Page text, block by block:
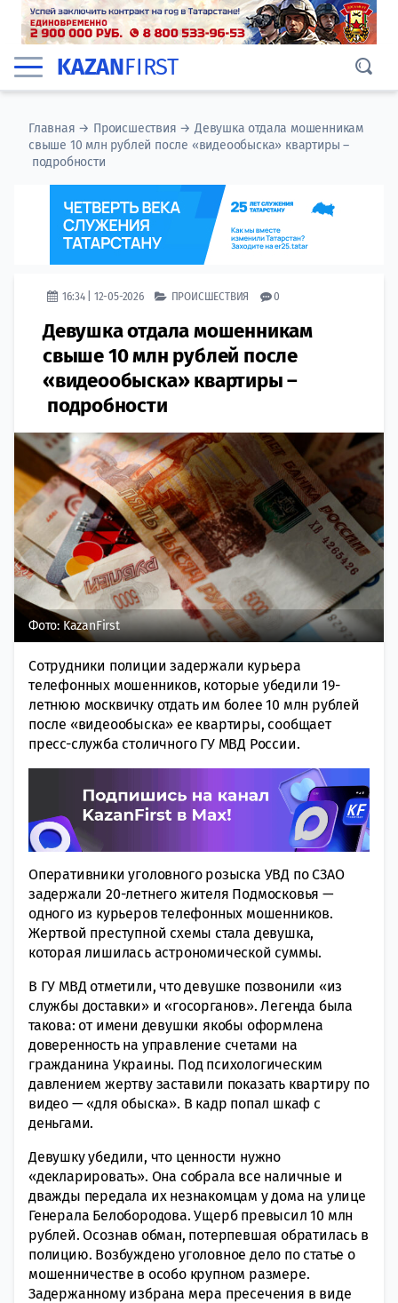
KAZANFIRST
Главная → Происшествия →Девушка отдала мошенникам
свыше 10 млн рублей после «видеообыска» квартиры –
подробности
16:34 | 12-05-2026 ПРОИСШЕСТВИЯ 0
Девушка отдала мошенникам
свыше 10 млн рублей после
«видеообыска» квартиры –
подробности
Фото: KazanFirst
Сотрудники полиции задержали курьера
телефонных мошенников, которые убедили 19-
летнюю москвичку отдать им более 10 млн рублей
после «видеообыска» ее квартиры, сообщает
пресс-служба столичного ГУ МВД России.
Оперативники уголовного розыска УВД по СЗАО
задержали 20-летнего жителя Подмосковья —
одного из курьеров телефонных мошенников.
Жертвой преступной схемы стала девушка,
которая лишилась астрономической суммы.
В ГУ МВД отметили, что девушке позвонили «из
службы доставки» и «госорганов». Легенда была
такова: от имени девушки якобы оформлена
доверенность на управление счетами на
гражданина Украины. Под психологическим
давлением жертву заставили показать квартиру по
видео — «для обыска». В кадр попал шкаф с
деньгами.
Девушку убедили, что ценности нужно
«декларировать». Она собрала все наличные и
дважды передала их незнакомцам у дома на улице
Генерала Белобородова. Ущерб превысил 10 млн
рублей. Осознав обман, потерпевшая обратилась в
полицию. Возбуждено уголовное дело по статье о
мошенничестве в особо крупном размере.
Задержанному избрана мера пресечения в виде